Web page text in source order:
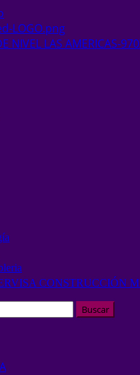
CONSTRUCCIÓN